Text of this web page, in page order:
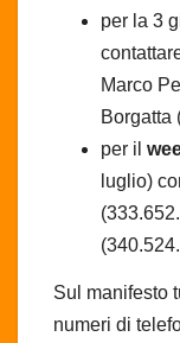
per la 3
Marco
Borgatta
per il
luglio)
Sul manifesto
numeri di